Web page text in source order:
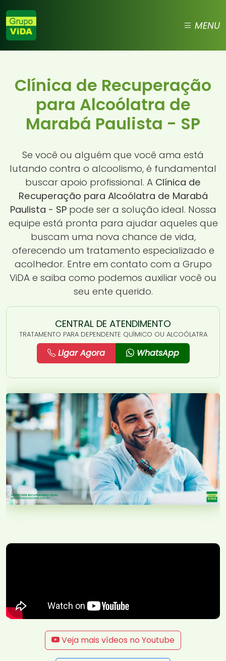
MENU
Clínica de Recuperação
para Alcoólatra de
Marabá Paulista - SP
Se você ou alguém que você ama está
lutando contra o alcoolismo, é fundamental
buscar apoio profissional. A Clínica de
Recuperação para Alcoólatra de Marabá
Paulista - SPpode ser a solução ideal. Nossa
equipe está pronta para ajudar aqueles que
buscam uma nova chance de vida,
oferecendo um tratamento especializado e
acolhedor. Entre em contato com a Grupo
ViDA e saiba como podemos auxiliar você ou
seu ente querido.
CENTRAL DE ATENDIMENTO
TRATAMENTO PARA DEPENDENTE QUÍMICO OU ALCOÓLATRA
Ligar Agora WhatsApp
Veja mais vídeos no Youtube